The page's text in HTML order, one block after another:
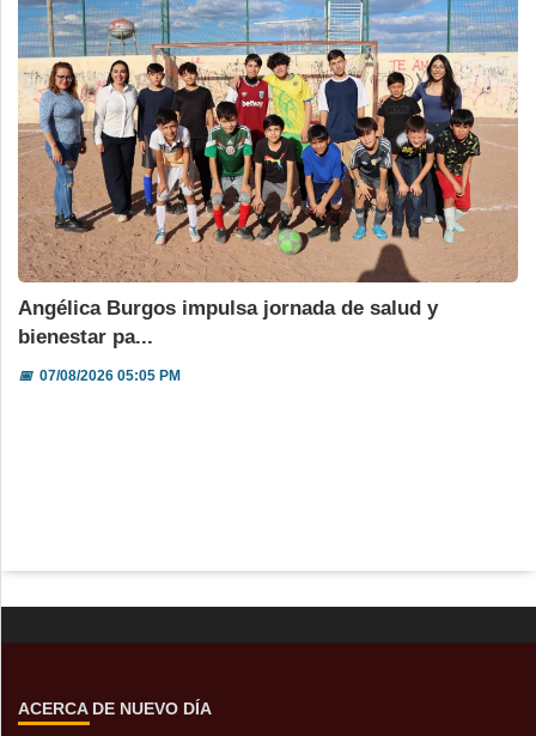
Angélica Burgos impulsa jornada de salud y
bienestar pa...
📅07/08/2026 05:05 PM
ACERCA DE NUEVO DÍA